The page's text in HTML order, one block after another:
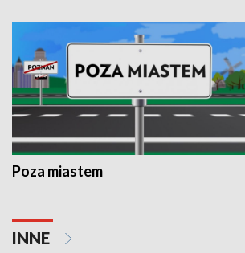
Poza miastem
INNE